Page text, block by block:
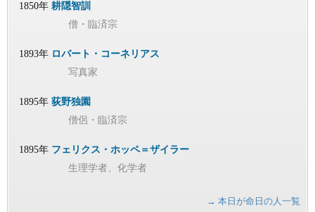
1850年 耕隠智訓
僧・臨済宗
1893年 ロバート・コーネリアス
写真家
1895年 荻野独園
僧侶・臨済宗
1895年 フェリクス・ホッペ＝ザイラー
生理学者、化学者
→ 本日が命日の人一覧